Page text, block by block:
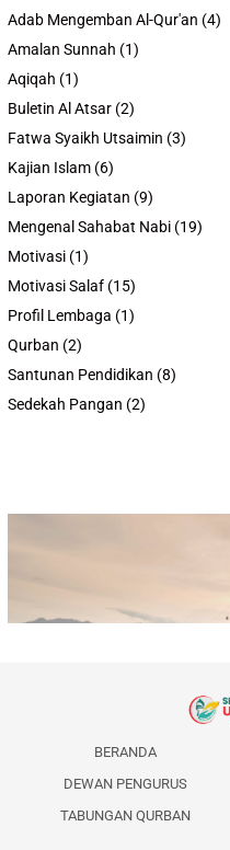
Adab Mengemban Al-Qur'an (4)
Amalan Sunnah (1)
Aqiqah (1)
Buletin Al Atsar (2)
Fatwa Syaikh Utsaimin (3)
Kajian Islam (6)
Laporan Kegiatan (9)
Mengenal Sahabat Nabi (19)
Motivasi (1)
Motivasi Salaf (15)
Profil Lembaga (1)
Qurban (2)
Santunan Pendidikan (8)
Sedekah Pangan (2)
BERANDA
DEWAN PENGURUS
TABUNGAN QURBAN